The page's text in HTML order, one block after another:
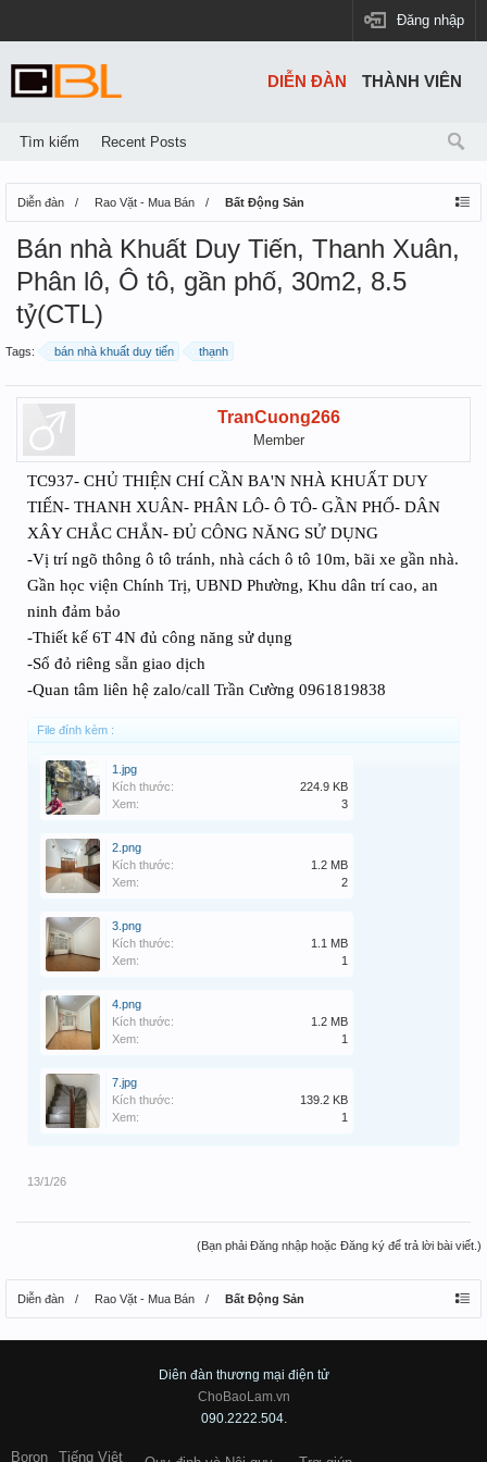
Đăng nhập
Diễn đàn Rao Vặt - Mua Bán Bất Động Sản
Bán nhà Khuất Duy Tiến, Thanh Xuân,
Phân lô, Ô tô, gần phố, 30m2, 8.5
tỷ(CTL)
Tags: bán nhà khuất duy tiến thạnh
TranCuong266
Member
TC937- CHỦ THIỆN CHÍ CẦN BA'N NHÀ KHUẤT DUY
TIẾN- THANH XUÂN- PHÂN LÔ- Ô TÔ- GẦN PHỐ- DÂN
XÂY CHẮC CHẮN- ĐỦ CÔNG NĂNG SỬ DỤNG
-Vị trí ngõ thông ô tô tránh, nhà cách ô tô 10m, bãi xe gần nhà.
Gần học viện Chính Trị, UBND Phường, Khu dân trí cao, an
ninh đảm bảo
-Thiết kế 6T 4N đủ công năng sử dụng
-Sổ đỏ riêng sẵn giao dịch
-Quan tâm liên hệ zalo/call Trần Cường 0961819838
File đính kèm :
1.jpg
Kích thước:
224.9 KB
Xem:
3
2.png
Kích thước:
1.2 MB
Xem:
2
3.png
Kích thước:
1.1 MB
Xem:
1
4.png
Kích thước:
1.2 MB
Xem:
1
7.jpg
Kích thước:
139.2 KB
Xem:
1
13/1/26
(Bạn phải Đăng nhập hoặc Đăng ký để trả lời bài viết.)
Diễn đàn Rao Vặt - Mua Bán Bất Động Sản
DIỄN ĐÀN
Tìm kiếm Recent Posts
THÀNH VIÊN
Diên đàn thương mại điện tử
ChoBaoLam.vn
090.2222.504.
Boron Tiếng Việt